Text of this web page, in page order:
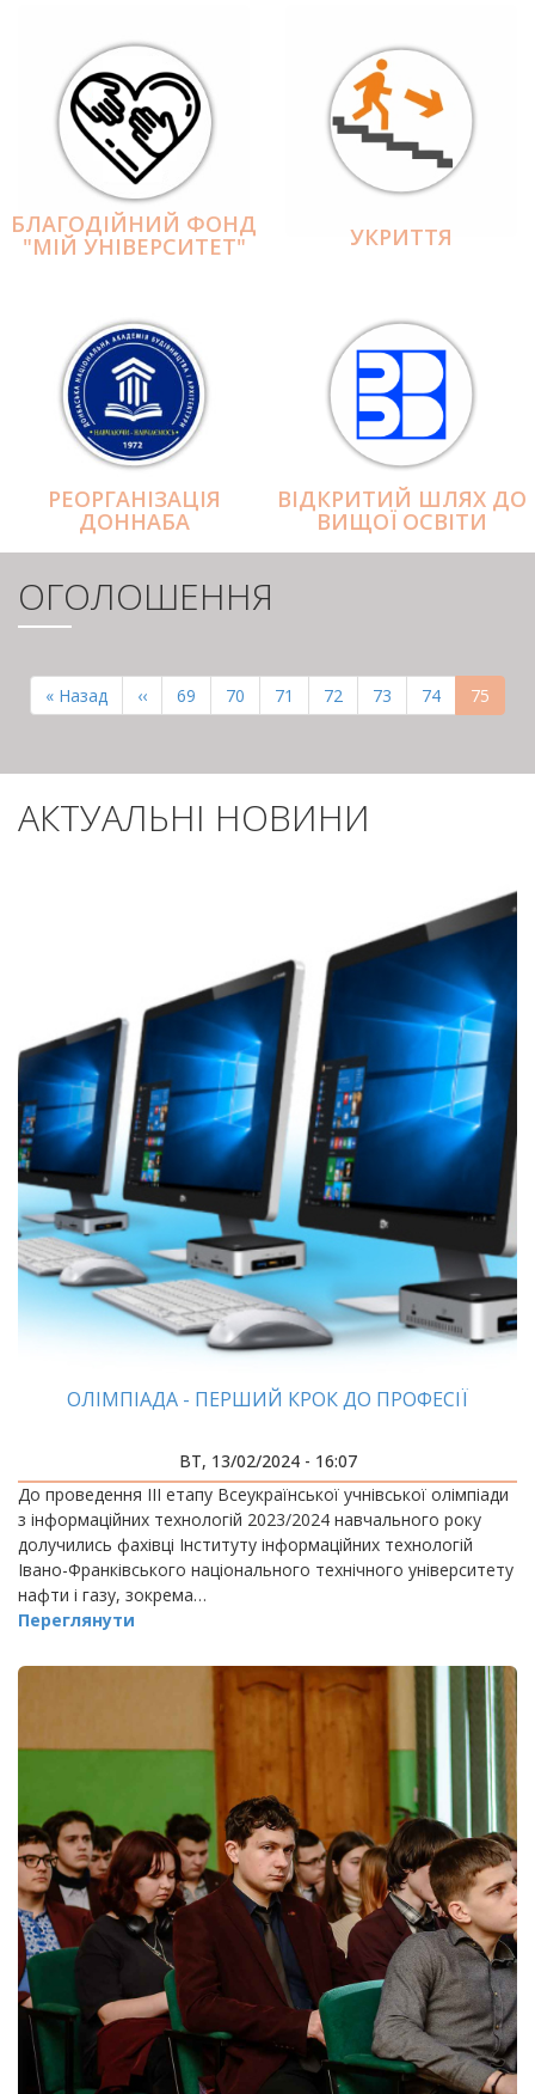
БЛАГОДІЙНИЙ ФОНД
"МІЙ УНІВЕРСИТЕТ" УКРИТТЯ
РЕОРГАНІЗАЦІЯ
ДОННАБА
ВІДКРИТИЙ ШЛЯХ ДО
ВИЩОЇ ОСВІТИ
ОГОЛОШЕННЯ
СТОРІНКИ
Перша
сторінка
« Назад
Попередня
сторінка
‹‹ Page
69 Page
70 Page
71 Page
72 Page
73 Page
74 75
АКТУАЛЬНІ НОВИНИ
ОЛІМПІАДА - ПЕРШИЙ КРОК ДО ПРОФЕСІЇ
ВТ, 13/02/2024 - 16:07
До проведення ІІІ етапу Всеукраїнської учнівської олімпіади
з інформаційних технологій 2023/2024 навчального року
долучились фахівці Інституту інформаційних технологій
Івано-Франківського національного технічного університету
нафти і газу, зокрема…
Переглянути